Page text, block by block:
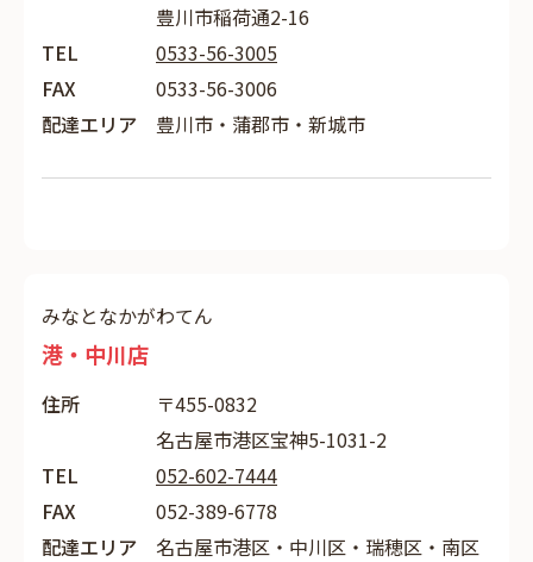
豊川市稲荷通2-16
TEL
0533-56-3005
FAX
0533-56-3006
配達エリア
豊川市・蒲郡市・新城市
みなとなかがわてん
港・中川店
住所
〒455-0832
名古屋市港区宝神5-1031-2
TEL
052-602-7444
FAX
052-389-6778
配達エリア
名古屋市港区・中川区・瑞穂区・南区